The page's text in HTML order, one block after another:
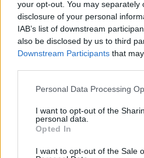
your opt-out. You may separately
disclosure of your personal
IAB’s list of downstream
also be disclosed by us to third
Downstream Participants that
Please note that this website/app
not limited to your visit or usage
grant or deny consent to Google
use your data for below specified
consent section.
Personal Data Processing
I want to opt-out of the
personal data.
Opted In
I want to opt-out of the Sale